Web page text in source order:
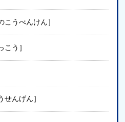
うべんけん］
う］
んげん］